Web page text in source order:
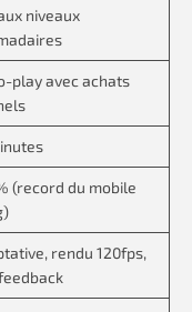
niveaux
play avec achats
(record du mobile
rendu 120fps,